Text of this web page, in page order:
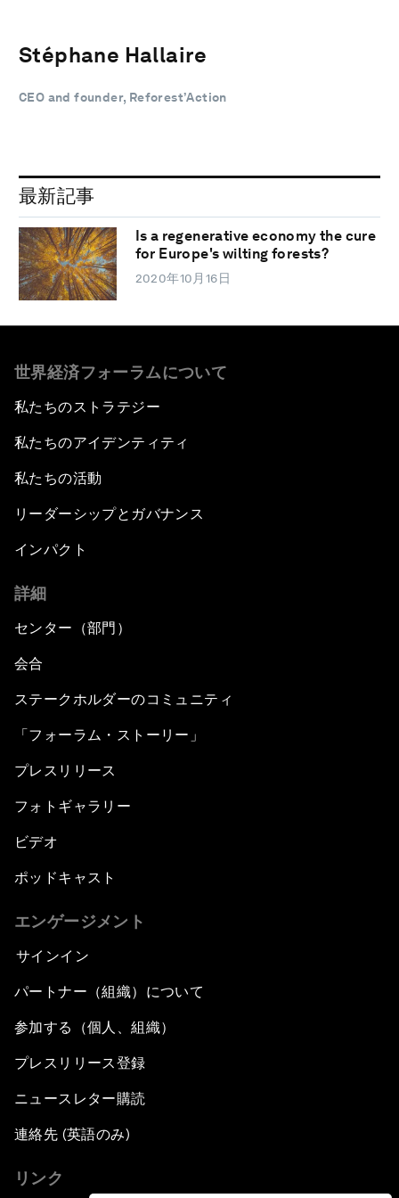
Stéphane Hallaire
CEO and founder, Reforest’Action
最新記事
Is a regenerative economy the cure
for Europe's wilting forests?
2020年10月16日
世界経済フォーラムについて
私たちのストラテジー
私たちのアイデンティティ
私たちの活動
リーダーシップとガバナンス
インパクト
詳細
センター（部門）
会合
ステークホルダーのコミュニティ
「フォーラム・ストーリー」
プレスリリース
フォトギャラリー
ビデオ
ポッドキャスト
エンゲージメント
サインイン
パートナー（組織）について
参加する（個人、組織）
プレスリリース登録
ニュースレター購読
連絡先 (英語のみ)
リンク